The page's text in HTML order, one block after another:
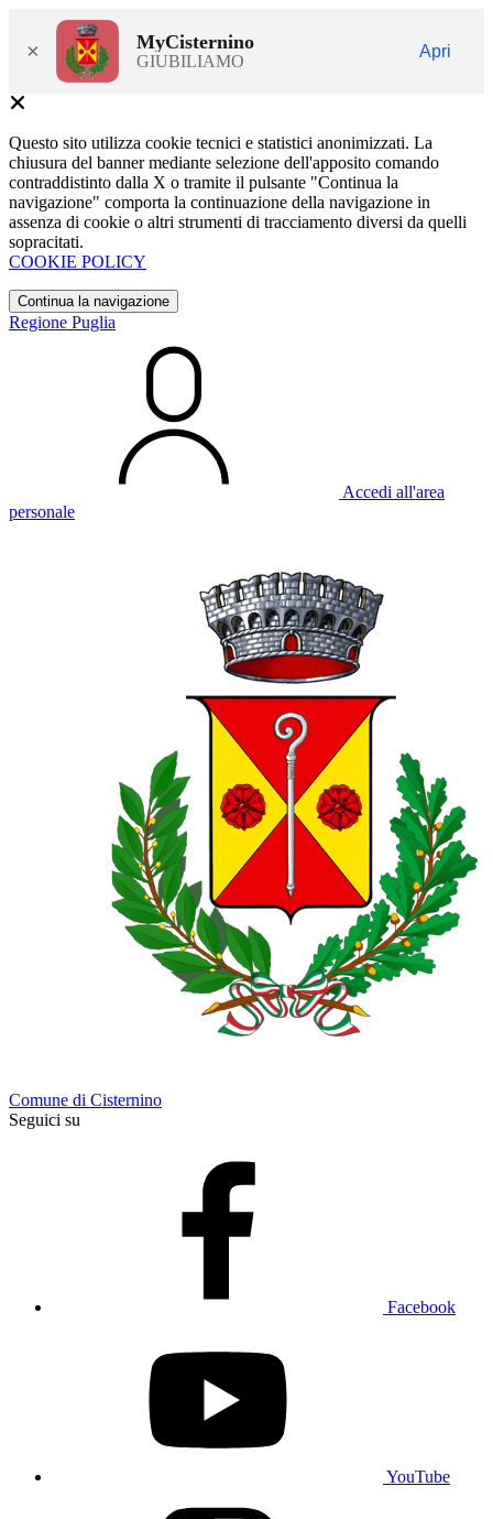
× MyCisternino
GIUBILIAMO
Apri
Questo sito utilizza cookie tecnici e statistici anonimizzati. La
chiusura del banner mediante selezione dell'apposito comando
contraddistinto dalla X o tramite il pulsante "Continua la
navigazione" comporta la continuazione della navigazione in
assenza di cookie o altri strumenti di tracciamento diversi da quelli
sopracitati.
COOKIE POLICY
Continua la navigazione
Regione Puglia
Accedi all'area
personale
Comune di Cisternino
Seguici su
Facebook
YouTube